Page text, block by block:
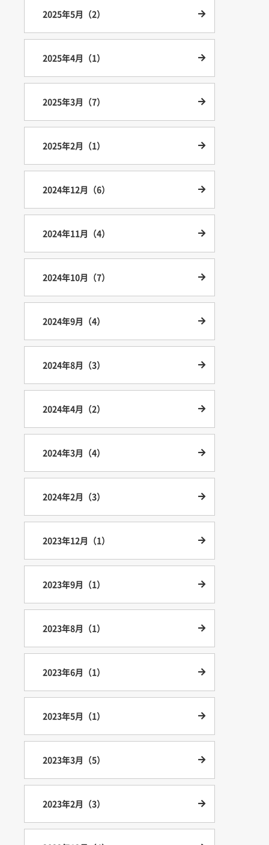
2025年5月（2）
2025年4月（1）
2025年3月（7）
2025年2月（1）
2024年12月（6）
2024年11月（4）
2024年10月（7）
2024年9月（4）
2024年8月（3）
2024年4月（2）
2024年3月（4）
2024年2月（3）
2023年12月（1）
2023年9月（1）
2023年8月（1）
2023年6月（1）
2023年5月（1）
2023年3月（5）
2023年2月（3）